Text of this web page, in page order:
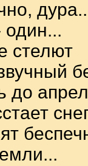
один...
стелют
до